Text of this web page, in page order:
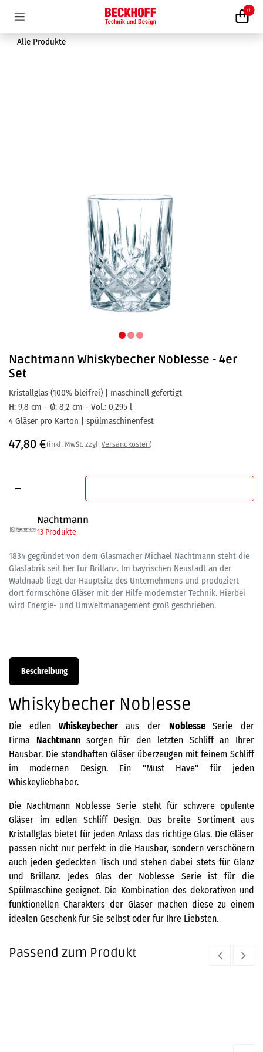
0
Alle Produkte
Nachtmann Whiskybecher Noblesse - 4er
Set
Kristallglas (100% bleifrei) | maschinell gefertigt
H: 9,8 cm - Ø: 8,2 cm - Vol.: 0,295 l
4 Gläser pro Karton | spülmaschinenfest
47,80 €(inkl. MwSt. zzgl. Versandkosten)
Nachtmann
13 Produkte
1834 gegründet von dem Glasmacher Michael Nachtmann steht die
Glasfabrik seit her für Brillanz. Im bayrischen Neustadt an der
Waldnaab liegt der Hauptsitz des Unternehmens und produziert
dort formschöne Gläser mit der Hilfe modernster Technik. Hierbei
wird Energie- und Umweltmanagement groß geschrieben.
Beschreibung
Whiskybecher Noblesse
Die edlenWhiskeybecheraus der NoblesseSerie der
Firma Nachtmann sorgen für den letzten Schliff an Ihrer
Hausbar. Die standhaften Gläser überzeugen mit feinem Schliff
im modernen Design. Ein "Must Have" für jeden
Whiskeyliebhaber.
Die Nachtmann Noblesse Serie steht für schwere opulente
Gläser im edlen Schliff Design. Das breite Sortiment aus
Kristallglas bietet für jeden Anlass das richtige Glas. Die Gläser
passen nicht nur perfekt in die Hausbar, sondern verschönern
auch jeden gedeckten Tisch und stehen dabei stets für Glanz
und Brillanz. Jedes Glas der Noblesse Serie ist für die
Spülmaschine geeignet. Die Kombination des dekorativen und
funktionellen Charakters der Gläser machen diese zu einem
idealen Geschenk für Sie selbst oder für Ihre Liebsten.
Passend zum Produkt